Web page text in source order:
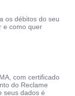
os débitos do seu
e como quer
com certificado
do Reclame
seus dados é